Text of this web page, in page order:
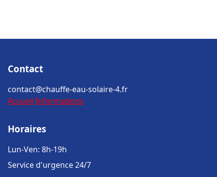
Contact
contact@chauffe-eau-solaire-4.fr
Accueil Informations
Horaires
Lun-Ven: 8h-19h
Service d'urgence 24/7